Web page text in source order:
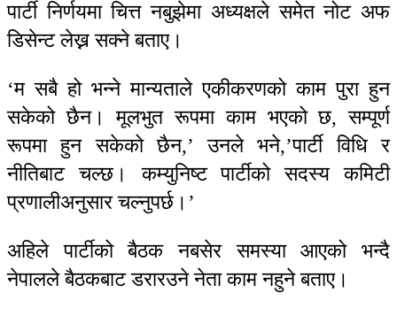
पार्टी निर्णयमा चित्त नबुझेमा अध्यक्षले समेत नोट अफ
डिसेन्ट लेख्न सक्ने बताए।
‘म सबै हो भन्ने मान्यताले एकीकरणको काम पुरा हुन
सकेको छैन। मूलभुत रूपमा काम भएको छ, सम्पूर्ण
रूपमा हुन सकेको छैन,’ उनले भने,’पार्टी विधि र
नीतिबाट चल्छ। कम्युनिष्ट पार्टीको सदस्य कमिटी
प्रणालीअनुसार चल्नुपर्छ।’
अहिले पार्टीको बैठक नबसेर समस्या आएको भन्दै
नेपालले बैठकबाट डरारउने नेता काम नहुने बताए।